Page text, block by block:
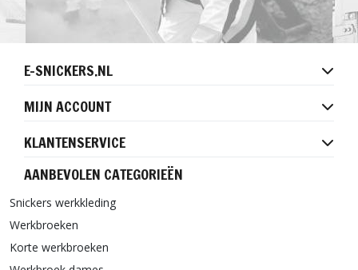
E-SNICKERS.NL
MIJN ACCOUNT
KLANTENSERVICE
AANBEVOLEN CATEGORIEËN
Snickers werkkleding
Werkbroeken
Korte werkbroeken